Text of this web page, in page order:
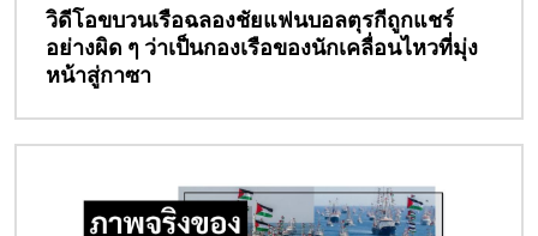
วิดีโอขบวนเรือฉลองชัยแฟนบอลตุรกีถูกแชร์
อย่างผิด ๆ ว่าเป็นกองเรือของนักเคลื่อนไหวที่มุ่ง
หน้าสู่กาซา